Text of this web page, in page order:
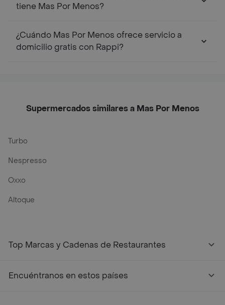
tiene Mas Por Menos?
¿Cuándo Mas Por Menos ofrece servicio a
domicilio gratis con Rappi?
Supermercados similares a Mas Por Menos
Turbo
Nespresso
Oxxo
Altoque
Top Marcas y Cadenas de Restaurantes
Encuéntranos en estos países